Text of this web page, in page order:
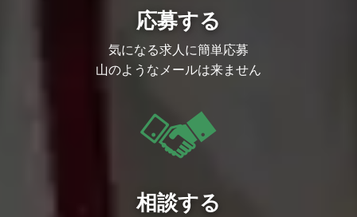
wers」（渋谷）では、社員食堂やカフ
ェ、リラクゼーションスペースの設置な
ど、従業員が快適に業務に取り組める環境
をご用意しております。
・プロジェクトごとのマイルストンに応じ
た有給奨励日や、目標達成度に応じた社員
アプリボット広報ブログ
https://applibot-pr.amebaownd.com/
アプリボットテックブログ
応募する
気になる求人に簡単応募
山のようなメールは来ません
相談する